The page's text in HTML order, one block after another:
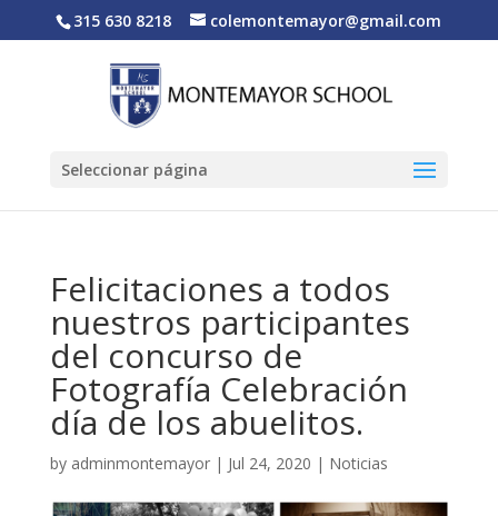
315 630 8218 colemontemayor@gmail.com
Seleccionar página
Felicitaciones a todos
nuestros participantes
del concurso de
Fotografía Celebración
día de los abuelitos.
by adminmontemayor| Jul 24, 2020 | Noticias